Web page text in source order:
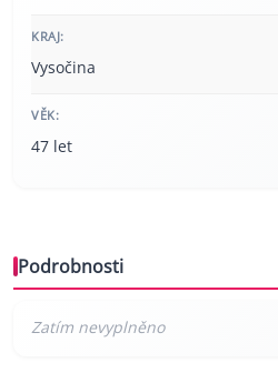
KRAJ:
Vysočina
VĚK:
47 let
Podrobnosti